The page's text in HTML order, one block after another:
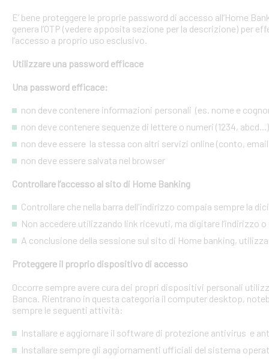
E’ bene proteggere le proprie password di accesso all’Home
genera l’OTP (vedere apposita sezione per la descrizione) per
l’accesso a proprio uso esclusivo.
Utilizzare una password efficace
Una password efficace:
non deve contenere informazioni personali (es. nome e
non deve contenere sequenze di lettere o numeri (1234, abcd...)
non deve essere la stessa con altri servizi online (conto,
non deve essere salvata nel browser
Controllare l’accesso al sito di Home Banking
Controllare che nella barra dell'indirizzo compaia sempre la
Non accedere utilizzando link ricevuti, ma digitare l’indirizzo
A conclusione della sessione sul sito di Home banking,
Proteggere il proprio dispositivo di accesso
Occorre sempre avere cura dei propri dispositivi personali
Banca. Rientrano in questa categoria il computer desktop,
sempre le seguenti attività:
Installare e aggiornare il software di protezione antivirus e
Installare sempre gli aggiornamenti ufficiali del sistema